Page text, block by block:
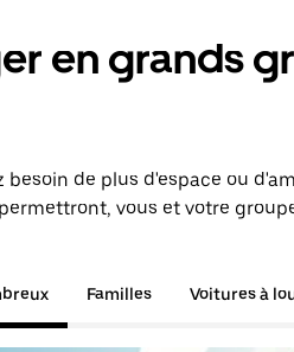
en grands
besoin de plus d'espace ou
vous et votre
Familles Voitures à